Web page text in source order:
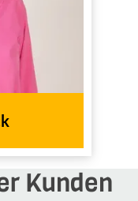
(IHK)
im
seit
Jahr
Kunden